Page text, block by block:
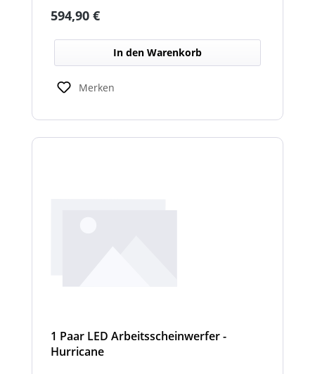
schlechten Lichtverhältnissen.
Regulärer Preis:
594,90 €
In den Warenkorb
Merken
1 Paar LED Arbeitsscheinwerfer -
Hurricane